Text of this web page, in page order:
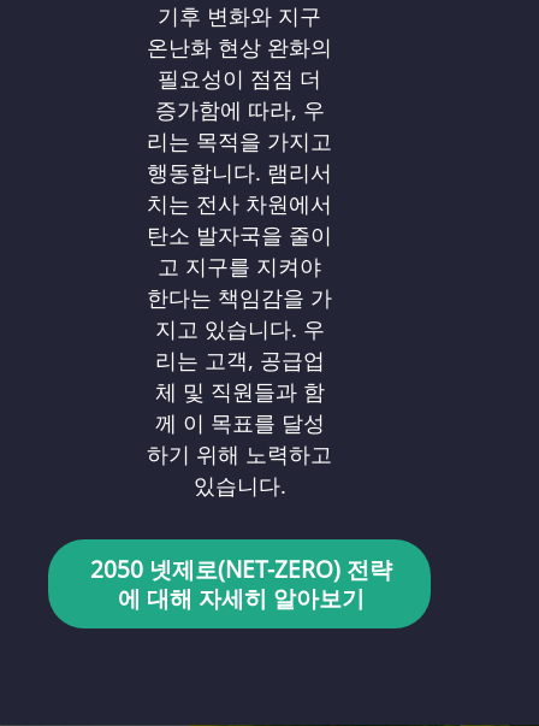
기후 변화와 지구
온난화 현상 완화의
필요성이 점점 더
증가함에 따라, 우
리는 목적을 가지고
행동합니다. 램리서
치는 전사 차원에서
탄소 발자국을 줄이
고 지구를 지켜야
한다는 책임감을 가
지고 있습니다. 우
리는 고객, 공급업
체 및 직원들과 함
께 이 목표를 달성
하기 위해 노력하고
있습니다.
2050 넷제로(NET-ZERO) 전략
에 대해 자세히 알아보기